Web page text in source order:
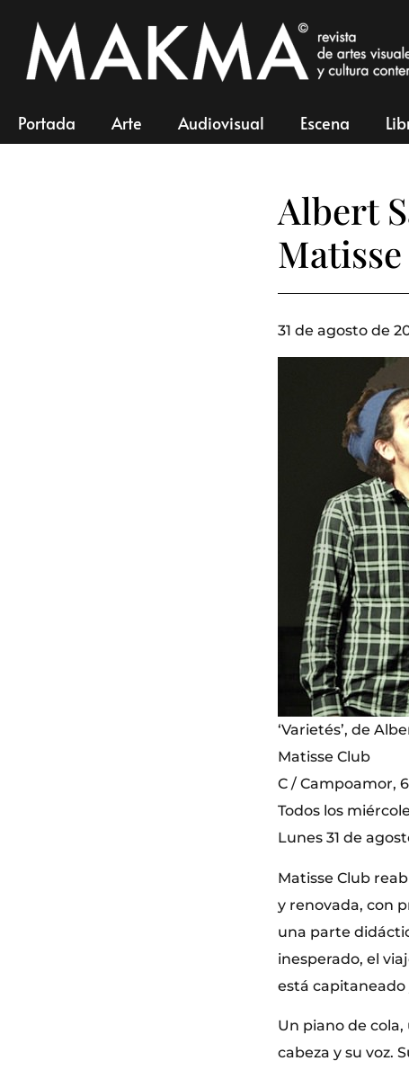
Portada Arte Audiovisual Escena
Albert
Matisse
31 de agosto de
‘Varietés’, de
Matisse Club
C / Campoamor,
Todos los
Lunes 31 de
Matisse Club
y renovada, con
una parte
inesperado, el
está capitaneado
Un piano de
cabeza y su voz.